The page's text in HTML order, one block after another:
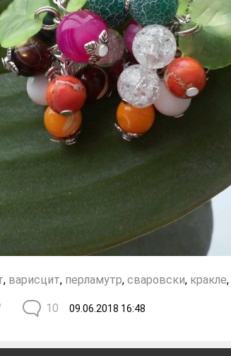
, варисцит, перламутр, сваровски, кракле,
09.06.2018 16:48
10